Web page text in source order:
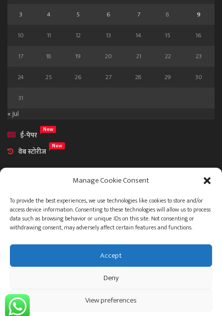
Manage Cookie Consent
To provide the best experiences, we use technologies like cookies to store and/or
access device information. Consenting to these technologies will allow us to process
data such as browsing behavior or unique IDs on this site. Not consenting or
withdrawing consent, may adversely affect certain features and functions.
Accept
Deny
View preferences
3
4 5 6 7 8
9
10
11 12 13 14 15
16
17
18 19 20 21 22
23
24
25 26 27 28 29
30
31
« Jul
ई-पेपर
New
वेब स्टोरीज New
आमच्या विषयी
संपर्क
© 2023 .